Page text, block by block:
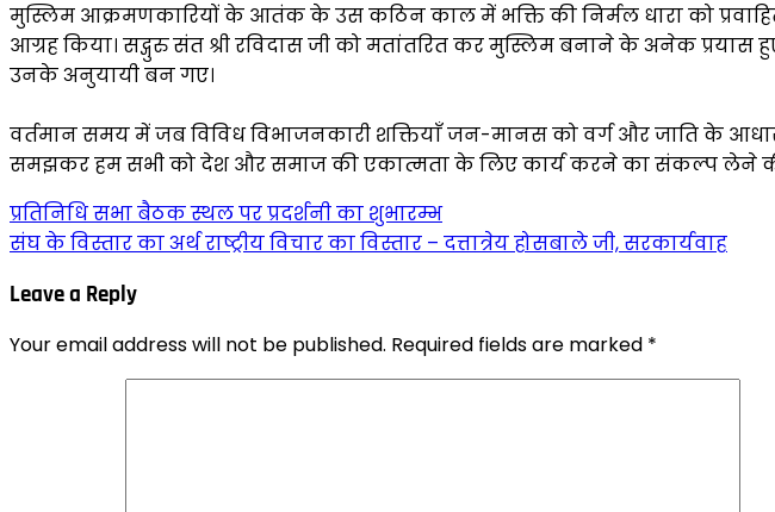
मुस्लिम आक्रमणकारियों के आतंक के उस कठिन काल में भक्ति की निर्मल धारा को
आग्रह किया। सद्गुरु संत श्री रविदास जी को मतांतरित कर मुस्लिम बनाने के अनेक
उनके अनुयायी बन गए।
वर्तमान समय में जब विविध विभाजनकारी शक्तियाँ जन-मानस को वर्ग और जाति के
समझकर हम सभी को देश और समाज की एकात्मता के लिए कार्य करने का संकल्प लेने
प्रतिनिधि सभा बैठक स्थल पर प्रदर्शनी का शुभारम्भ
संघ के विस्तार का अर्थ राष्ट्रीय विचार का विस्तार – दत्तात्रेय होसबाले जी, सरकार्यवाह
Leave a Reply
Your email address will not be published. Required fields are marked *